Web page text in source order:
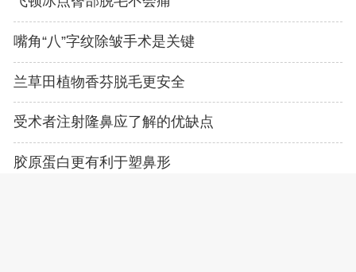
嘴角“八”字纹除皱手术是关键
兰草田植物香芬脱毛更安全
受术者注射隆鼻应了解的优缺点
胶原蛋白更有利于塑鼻形